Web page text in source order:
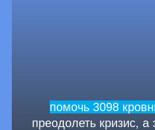
помочь 3098
преодолеть кризис, а